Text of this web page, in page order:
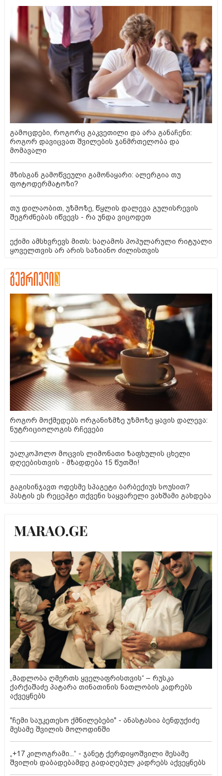
გამოცდები, როგორც გაკვეთილი და არა განაჩენი:
როგორ დავიცვათ შვილების ჯანმრთელობა და
მომავალი
მზისგან გამოწვეული გამონაყარი: ალერგია თუ
ფოტოდერმატოზი?
თუ დილაობით, უზმოზე, წყლის დალევა გულისრევის
შეგრძნებას იწვევს - რა უნდა ვიცოდეთ
ექიმი ამსხვრევს მითს: საღამოს პოპულარული რიტუალი
ყოველთვის არ არის საზიანო ძილისთვის
როგორ მოქმედებს ორგანიზმზე უზმოზე ყავის დალევა:
ნუტრიციოლოგის რჩევები
უალკოჰოლო მოცვის ლიმონათი ზაფხულის ცხელი
დღეებისთვის - მზადდება 15 წუთში!
გაგისინჯავთ ოდესმე სპაგეტი ბარბექიუს სოუსით?
პასტის ეს რეცეპტი თქვენი საყვარელი ვახშამი გახდება
„მადლობა ღმერთს ყველაფრისთვის“ – რუსკა
ქარქაშაძე პატარა თინათინის ნათლობის კადრებს
აქვეყნებს
"ჩემი საუკეთესო ქმნილებები" - ანასტასია ბენდუქიძე
მესამე შვილის მოლოდინში
„+17 კილოგრამი...“ - ჯანეტ ქერდიყოშვილი მესამე
შვილის დაბადებამდე გადაღებულ კადრებს აქვეყნებს